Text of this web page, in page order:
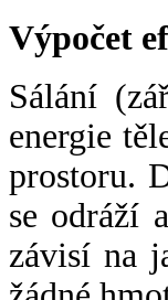
Výpočet
Sálání
energie
prostoru.
se odráží
závisí na